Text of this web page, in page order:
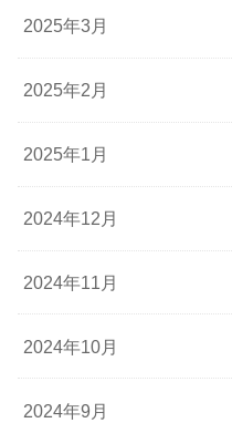
2025年3月
2025年2月
2025年1月
2024年12月
2024年11月
2024年10月
2024年9月